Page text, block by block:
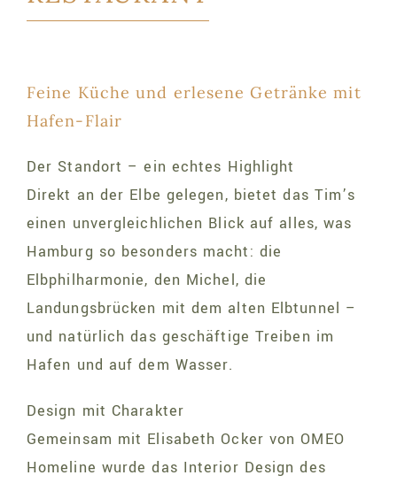
Feine Küche und erlesene Getränke mit
Hafen-Flair
Der Standort – ein echtes Highlight
Direkt an der Elbe gelegen, bietet das Tim’s
einen unvergleichlichen Blick auf alles, was
Hamburg so besonders macht: die
Elbphilharmonie, den Michel, die
Landungsbrücken mit dem alten Elbtunnel –
und natürlich das geschäftige Treiben im
Hafen und auf dem Wasser.
Design mit Charakter
Gemeinsam mit Elisabeth Ocker von OMEO
Homeline wurde das Interior Design des